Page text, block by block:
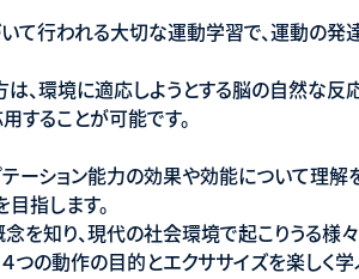
て行われる大切な運動学習で、運動の
は、環境に適応しようとする脳の自然な
することが可能です。
テーション能力の効果や効能について理
指します。
念を知り、現代の社会環境で起こりうる様
の動作の目的とエクササイズを楽しく学